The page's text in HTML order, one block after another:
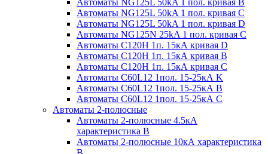
Автоматы NG125L 50kA 1 пол. кривая C
Автоматы NG125L 50kA 1 пол. кривая D
Автоматы NG125N 25kA 1 пол. кривая C
Автоматы С120H 1п. 15кА кривая D
Автоматы С120H 1п. 15кА кривая В
Автоматы С120H 1п. 15кА кривая С
Автоматы С60L12 1пол. 15-25кА K
Автоматы С60L12 1пол. 15-25кА В
Автоматы С60L12 1пол. 15-25кА С
Автоматы 2-полюсные
Автоматы 2-полюсные 4.5кА
характеристика В
Автоматы 2-полюсные 10кА характеристика